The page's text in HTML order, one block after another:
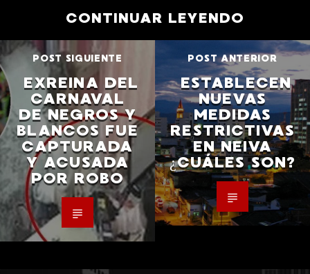
CONTINUAR LEYENDO
POST SIGUIENTE
EXREINA DEL
CARNAVAL
DE NEGROS Y
BLANCOS FUE
CAPTURADA
Y ACUSADA
POR ROBO
POST ANTERIOR
ESTABLECEN
NUEVAS
MEDIDAS
RESTRICTIVAS
EN NEIVA
¿CUÁLES SON?